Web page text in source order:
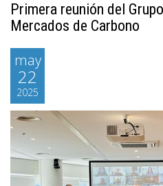
Primera reunión del
Mercados de Carbono
may
22
2025